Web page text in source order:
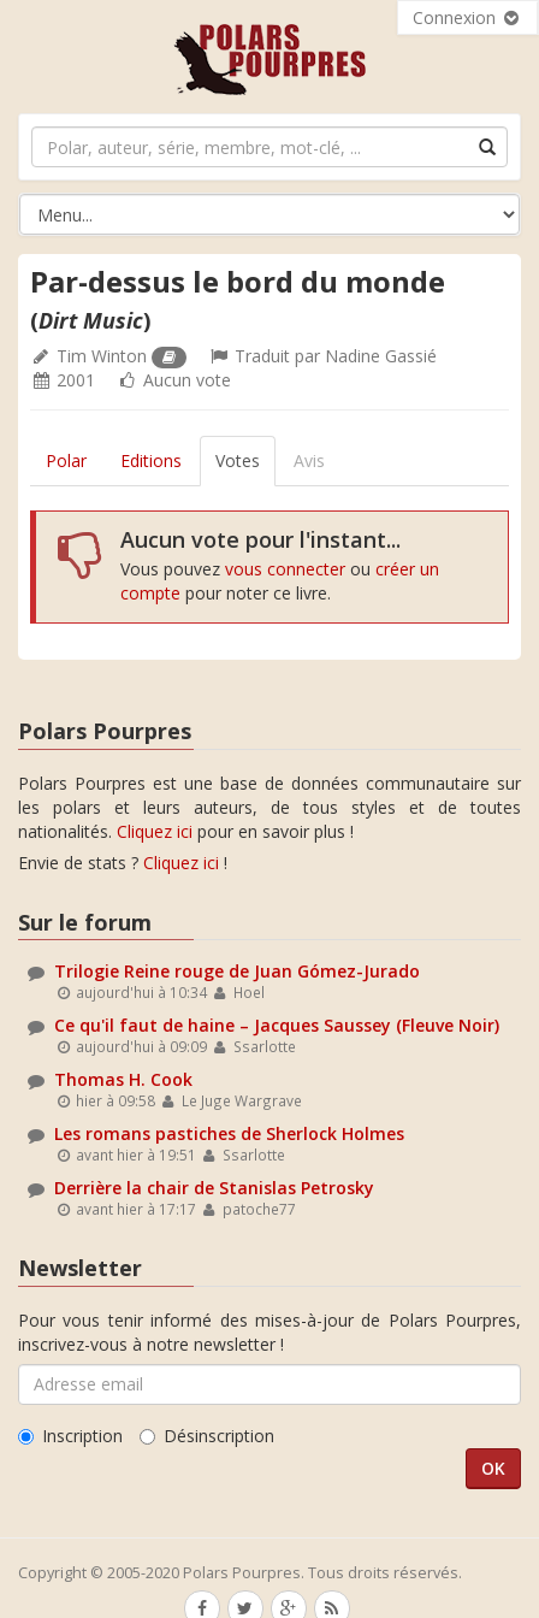
Connexion
Par-dessus le bord du monde
(Dirt Music)
Tim Winton Traduit par Nadine Gassié
2001
Aucun vote
Polar Editions Votes Avis
Aucun vote pour l'instant...
Vous pouvez vous connecter ou créer un
compte pour noter ce livre.
Polars Pourpres
Polars Pourpres est une base de données communautaire sur
les polars et leurs auteurs, de tous styles et de toutes
nationalités. Cliquez ici pour en savoir plus !
Envie de stats ? Cliquez ici !
Sur le forum
Trilogie Reine rouge de Juan Gómez-Jurado
aujourd'hui à 10:34 Hoel
Ce qu'il faut de haine – Jacques Saussey (Fleuve Noir)
aujourd'hui à 09:09 Ssarlotte
Thomas H. Cook
hier à 09:58 Le Juge Wargrave
Les romans pastiches de Sherlock Holmes
avant hier à 19:51 Ssarlotte
Derrière la chair de Stanislas Petrosky
avant hier à 17:17 patoche77
Newsletter
Pour vous tenir informé des mises-à-jour de Polars Pourpres,
inscrivez-vous à notre newsletter !
Inscription Désinscription
Copyright © 2005-2020 Polars Pourpres. Tous droits réservés.